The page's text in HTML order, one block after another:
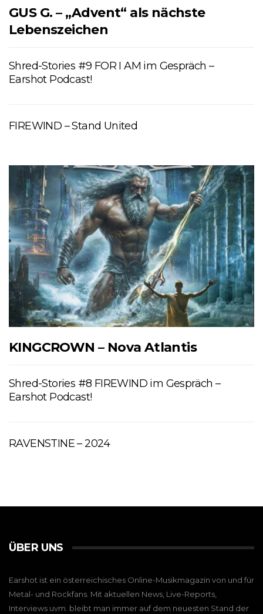
GUS G. – „Advent“ als nächste
Lebenszeichen
Shred-Stories #9 FOR I AM im Gespräch –
Earshot Podcast!
FIREWIND – Stand United
KINGCROWN – Nova Atlantis
Shred-Stories #8 FIREWIND im Gespräch –
Earshot Podcast!
RAVENSTINE – 2024
ÜBER UNS
Earshot ist ein österreichisches Online-Musikmagazin von und für
Metal- und Rockfans. Mit aktuellen News, Live-Reports,
Interviews uvm. bleibt man immer auf dem neuesten Stand der